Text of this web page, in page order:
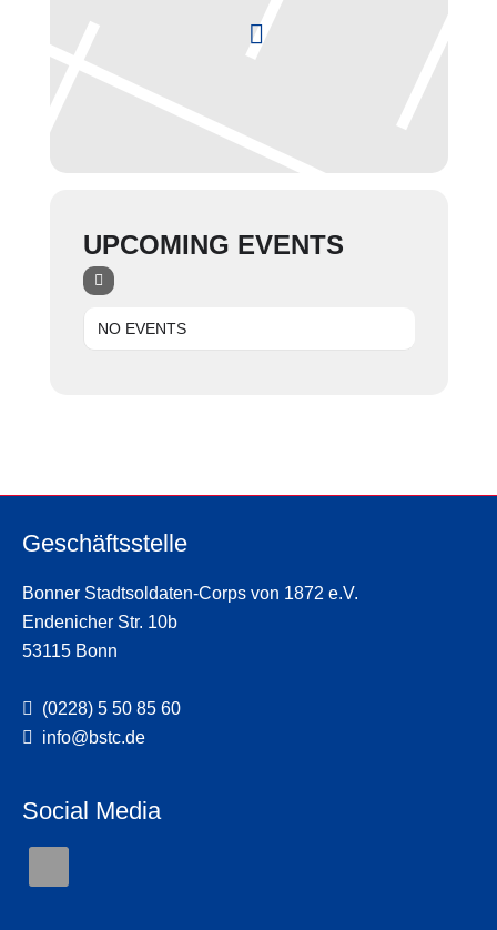
UPCOMING EVENTS
NO EVENTS
Geschäftsstelle
Bonner Stadtsoldaten-Corps von 1872 e.V.
Endenicher Str. 10b
53115 Bonn
(0228) 5 50 85 60
info@bstc.de
Social Media